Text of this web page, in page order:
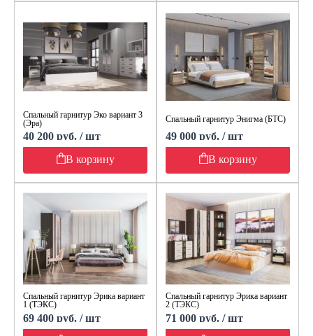
Спальный гарнитур Эко вариант 3
(Эра)
40 200 руб. / шт
В корзину
Спальный гарнитур Энигма (БТС)
49 000 руб. / шт
В корзину
Спальный гарнитур Эрика вариант
1 (ТЭКС)
69 400 руб. / шт
Спальный гарнитур Эрика вариант
2 (ТЭКС)
71 000 руб. / шт